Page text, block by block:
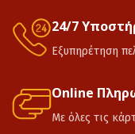
24/7
Εξυπηρέτηση
Online
Με όλες τις